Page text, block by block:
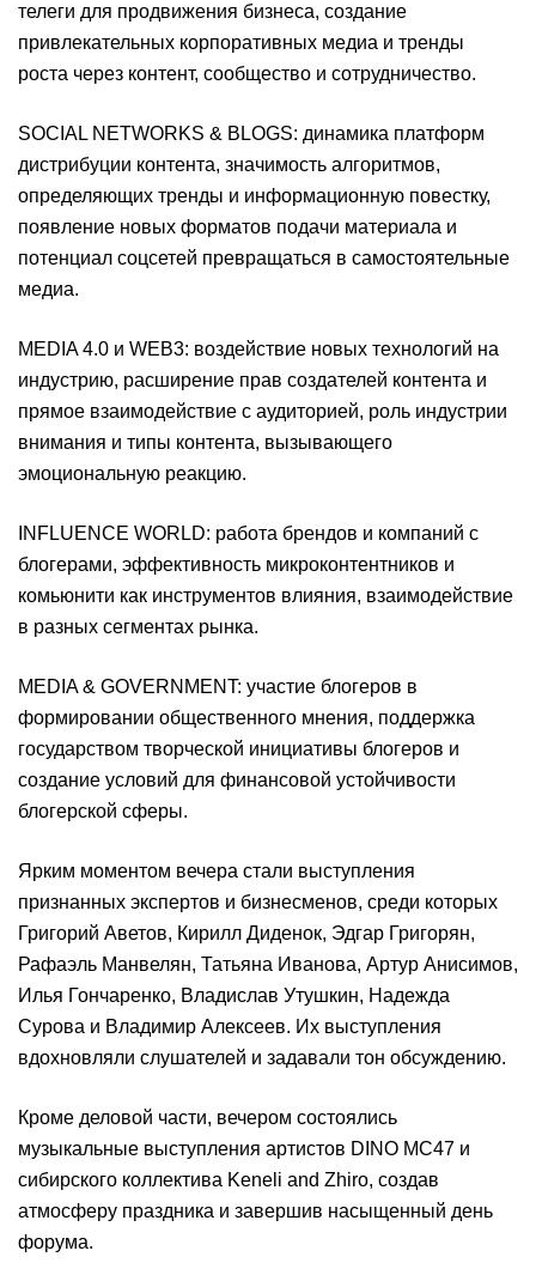
телеги для продвижения бизнеса, создание
привлекательных корпоративных медиа и тренды
роста через контент, сообщество и сотрудничество.
SOCIAL NETWORKS & BLOGS: динамика платформ
дистрибуции контента, значимость алгоритмов,
определяющих тренды и информационную повестку,
появление новых форматов подачи материала и
потенциал соцсетей превращаться в самостоятельные
медиа​.
MEDIA 4.0 и WEB3: воздействие новых технологий на
индустрию, расширение прав создателей контента и
прямое взаимодействие с аудиторией, роль индустрии
внимания и типы контента, вызывающего
эмоциональную реакцию.
INFLUENCE WORLD: работа брендов и компаний с
блогерами, эффективность микроконтентников и
комьюнити как инструментов влияния, взаимодействие
в разных сегментах рынка.
MEDIA & GOVERNMENT: участие блогеров в
формировании общественного мнения, поддержка
государством творческой инициативы блогеров и
создание условий для финансовой устойчивости
блогерской сферы.
Ярким моментом вечера стали выступления
признанных экспертов и бизнесменов, среди которых
Григорий Аветов, Кирилл Диденок, Эдгар Григорян,
Рафаэль Манвелян, Татьяна Иванова, Артур Анисимов,
Илья Гончаренко, Владислав Утушкин, Надежда
Сурова и Владимир Алексеев. Их выступления
вдохновляли слушателей и задавали тон обсуждению.
Кроме деловой части, вечером состоялись
музыкальные выступления артистов DINO MC47 и
сибирского коллектива Keneli and Zhiro, создав
атмосферу праздника и завершив насыщенный день
форума.